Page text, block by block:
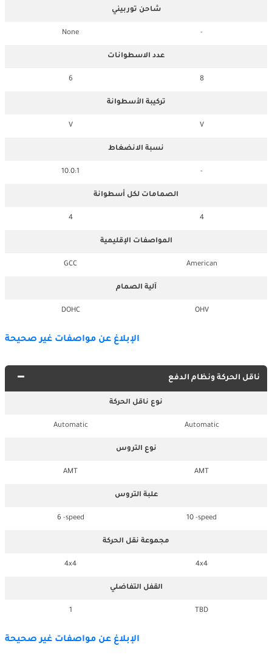
شاحن توربيني
-
None
عدد الاسطوانات
8
6
تركيبة الأسطوانة
V
V
نسبة الانضغاط
-
10.0:1
الصمامات لكل أسطوانة
4
4
المواصفات الإقليمية
American
GCC
آلية الصمام
OHV
DOHC
الإبلاغ عن مواصفات غير صحيحة
ناقل الحركة ونظام الدفع
نوع ناقل الحركة
Automatic
Automatic
نوع التروس
AMT
AMT
علبة التروس
10 -speed
6 -speed
مجموعة نقل الحركة
4x4
4x4
القفل التفاضلي
TBD
1
الإبلاغ عن مواصفات غير صحيحة